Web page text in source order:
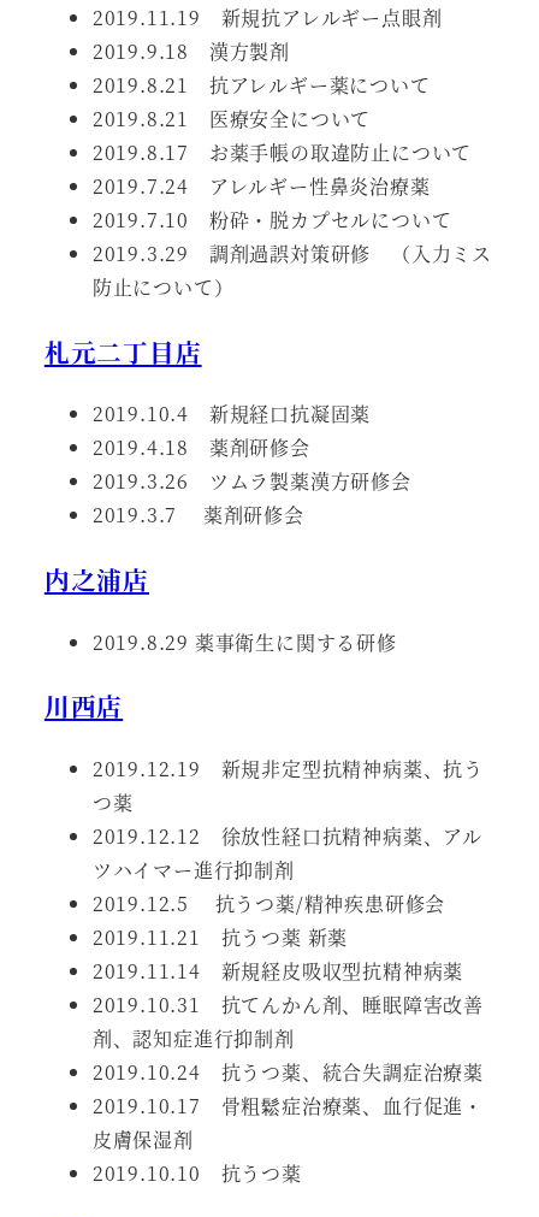
2019.11.19 新規抗アレルギー点眼剤
2019.9.18 漢方製剤
2019.8.21 抗アレルギー薬について
2019.8.21 医療安全について
2019.8.17 お薬手帳の取違防止について
2019.7.24 アレルギー性鼻炎治療薬
2019.7.10 粉砕・脱カプセルについて
2019.3.29 調剤過誤対策研修 （入力ミス
防止について）
札元二丁目店
2019.10.4 新規経口抗凝固薬
2019.4.18 薬剤研修会
2019.3.26 ツムラ製薬漢方研修会
2019.3.7 薬剤研修会
内之浦店
2019.8.29 薬事衛生に関する研修
川西店
2019.12.19 新規非定型抗精神病薬、抗う
つ薬
2019.12.12 徐放性経口抗精神病薬、アル
ツハイマー進行抑制剤
2019.12.5 抗うつ薬/精神疾患研修会
2019.11.21 抗うつ薬 新薬
2019.11.14 新規経皮吸収型抗精神病薬
2019.10.31 抗てんかん剤、睡眠障害改善
剤、認知症進行抑制剤
2019.10.24 抗うつ薬、統合失調症治療薬
2019.10.17 骨粗鬆症治療薬、血行促進・
皮膚保湿剤
2019.10.10 抗うつ薬